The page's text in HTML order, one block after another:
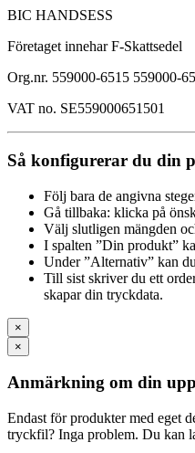
BIC HANDSESS
Företaget innehar F-Skattsedel
Org.nr. 559000-6515 559000-
VAT no. SE559000651501
Så konfigurerar du din
Följ bara de angivna
Gå tillbaka: klicka på
Välj slutligen mängden
I spalten ”Din produkt”
Under ”Alternativ” kan
Till sist skriver du ett
skapar din tryckdata.
×
×
Anmärkning om din
Endast för produkter med eget
tryckfil? Inga problem. Du kan